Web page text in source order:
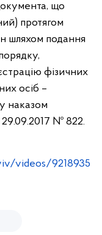
що
протягом
шляхом подання
фізичних
осіб –
наказом
29.09.2017 № 822.
videos/9218935